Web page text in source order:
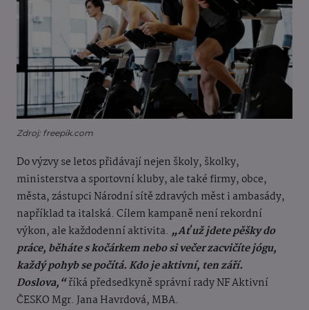
Zdroj: freepik.com
Do výzvy se letos přidávají nejen školy, školky,
ministerstva a sportovní kluby, ale také firmy, obce,
města, zástupci Národní sítě zdravých měst i ambasády,
například ta italská. Cílem kampaně není rekordní
výkon, ale každodenní aktivita. „Ať už jdete pěšky do
práce, běháte s kočárkem nebo si večer zacvičíte jógu,
každý pohyb se počítá. Kdo je aktivní, ten září.
Doslova,“říká předsedkyně správní rady NF Aktivní
ČESKO Mgr. Jana Havrdová, MBA.